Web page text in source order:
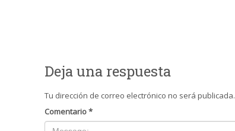
Deja una respuesta
Tu dirección de correo electrónico no será publicada.
Comentario*